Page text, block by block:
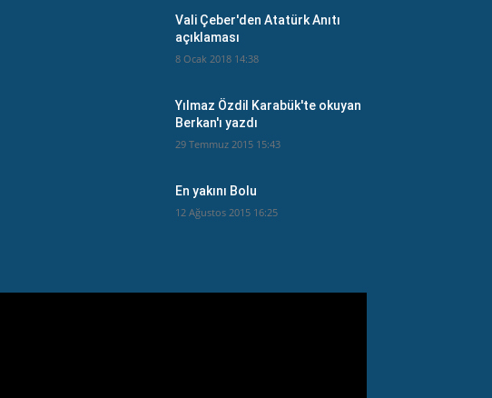
Vali Çeber'den Atatürk Anıtı
açıklaması
8 Ocak 2018 14:38
Yılmaz Özdil Karabük'te okuyan
Berkan'ı yazdı
29 Temmuz 2015 15:43
En yakını Bolu
12 Ağustos 2015 16:25